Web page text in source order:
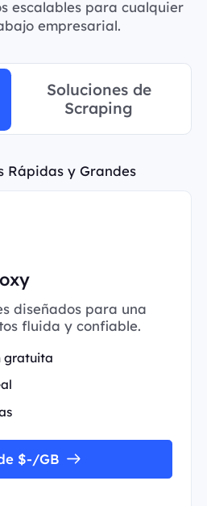
escalables para cualquier
empresarial.
Soluciones de
Scraping
Rápidas y Grandes
diseñados para una
fluida y confiable.
gratuita
$-/GB